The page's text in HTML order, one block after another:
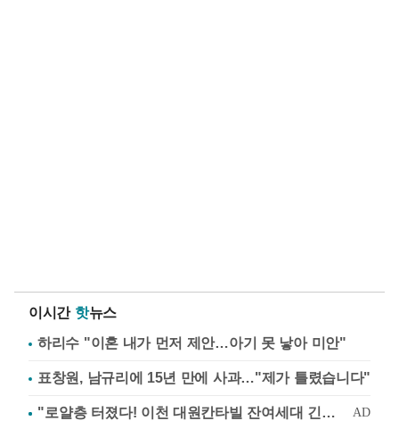
이시간 핫뉴스
하리수 "이혼 내가 먼저 제안…아기 못 낳아 미안"
표창원, 남규리에 15년 만에 사과…"제가 틀렸습니다"